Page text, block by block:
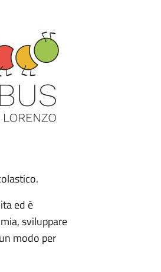
ed è
sviluppare
modo per